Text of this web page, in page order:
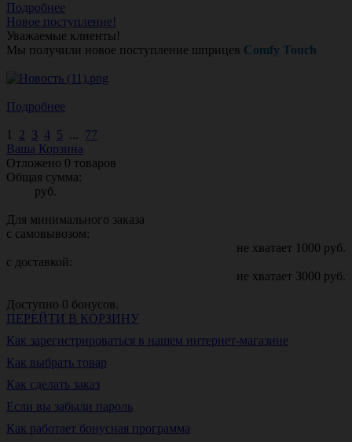
Подробнее
Новое поступление!
Уважаемые клиенты!
Мы получили новое поступление шприцев Comfy Touch
Подробнее
1 2 3 4 5 ... 77
Ваша Корзина
Отложено 0 товаров
Общая сумма:
руб.
Для минимального заказа
с самовывозом:
не хватает 1000 руб.
с доставкой:
не хватает 3000 руб.
Доступно 0 бонусов.
ПЕРЕЙТИ В КОРЗИНУ
Как зарегистрироваться в нашем интернет-магазине
Как выбрать товар
Как сделать заказ
Если вы забыли пароль
Как работает бонусная программа